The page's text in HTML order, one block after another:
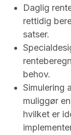
Daglig
rettidig
satser.
behov.
Simulering
muliggør
hvilket er